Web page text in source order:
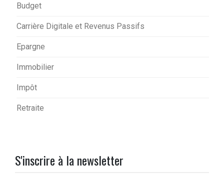
Budget
Carrière Digitale et Revenus Passifs
Epargne
Immobilier
Impôt
Retraite
S'inscrire à la newsletter